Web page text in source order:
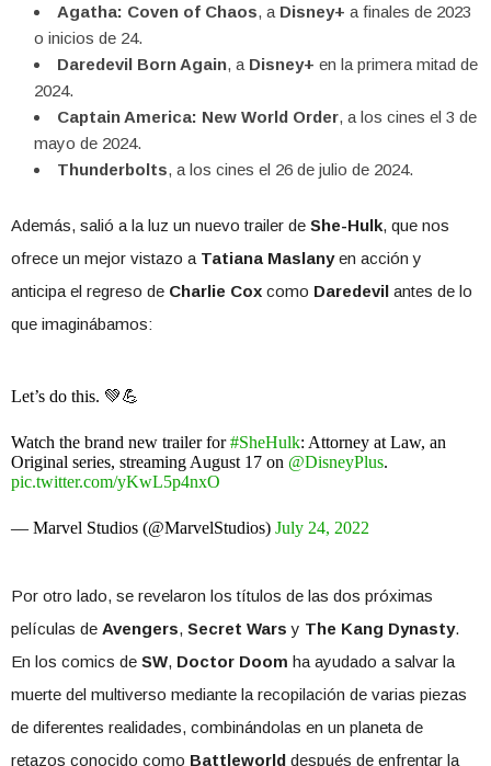
Agatha: Coven of Chaos, a Disney+ a finales de 2023
o inicios de 24.
Daredevil Born Again, a Disney+ en la primera mitad de
2024.
Captain America: New World Order, a los cines el 3 de
mayo de 2024.
Thunderbolts, a los cines el 26 de julio de 2024.
Además, salió a la luz un nuevo trailer de She-Hulk, que nos
ofrece un mejor vistazo a Tatiana Maslanyen acción y
anticipa el regreso de Charlie Cox como Daredevil antes de lo
que imaginábamos:
Let’s do this. 💚💪
Watch the brand new trailer for#SheHulk: Attorney at Law, an
Original series, streaming August 17 on @DisneyPlus.
pic.twitter.com/yKwL5p4nxO
— Marvel Studios (@MarvelStudios) July 24, 2022
Por otro lado, se revelaron los títulos de las dos próximas
películas de Avengers, Secret Warsy The Kang Dynasty.
En los comics de SW, Doctor Doom ha ayudado a salvar la
muerte del multiverso mediante la recopilación de varias piezas
de diferentes realidades, combinándolas en un planeta de
retazos conocido como Battleworld después de enfrentar la